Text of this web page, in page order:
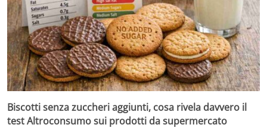
Biscotti senza zuccheri aggiunti, cosa rivela davvero il
test Altroconsumo sui prodotti da supermercato